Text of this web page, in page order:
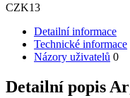
CZK13
Detailní informace
Technické informace
Názory uživatelů 0
Detailní popis